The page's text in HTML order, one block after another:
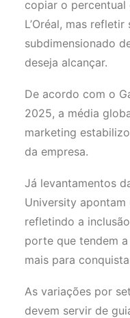
copiar o percentual
L’Oréal, mas
subdimensionado
deseja alcançar.
De acordo com o
2025, a média
marketing
da empresa.
Já levantamentos
University apontam
refletindo a
porte que tendem
mais para
As variações por
devem servir de